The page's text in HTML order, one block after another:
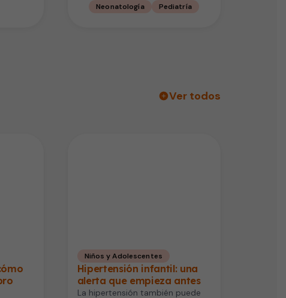
Neonatología Pediatría
Ver todos
Niños y Adolescentes
Hipertensión infantil: una
alerta que empieza antes
La hipertensión también puede